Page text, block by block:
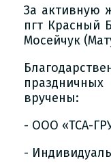
За активную
пгт Красный
Мосейчук
вручены:
- ООО «ТСА-
-